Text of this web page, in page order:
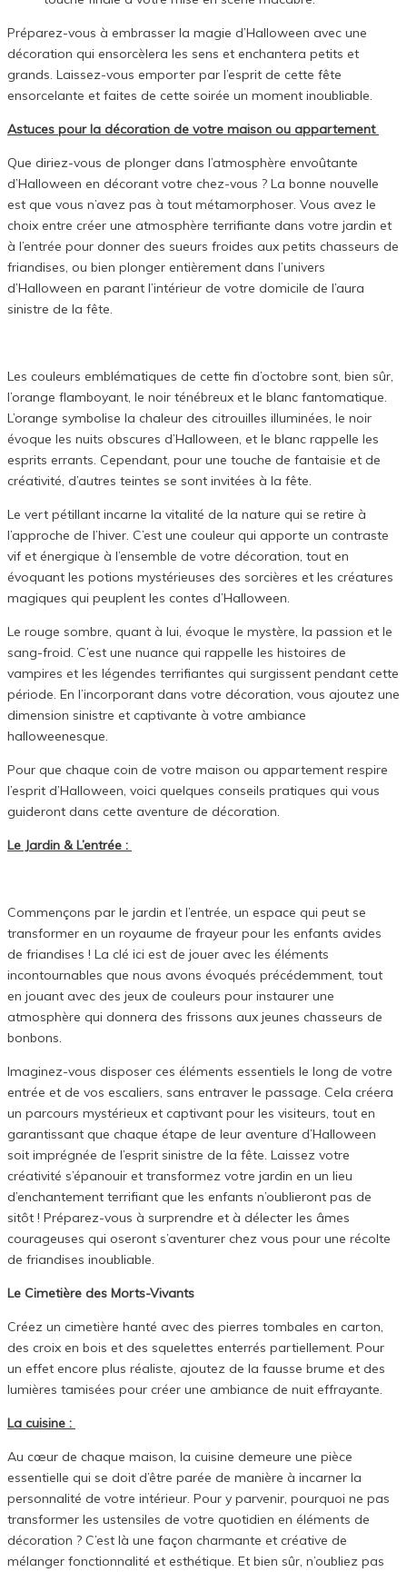
Préparez-vous à embrasser la magie d’Halloween avec une
décoration qui ensorcèlera les sens et enchantera petits et
grands. Laissez-vous emporter par l’esprit de cette fête
ensorcelante et faites de cette soirée un moment inoubliable.
Astuces pour la décoration de votre maison ou appartement
Que diriez-vous de plonger dans l’atmosphère envoûtante
d’Halloween en décorant votre chez-vous ? La bonne nouvelle
est que vous n’avez pas à tout métamorphoser. Vous avez le
choix entre créer une atmosphère terrifiante dans votre jardin et
à l’entrée pour donner des sueurs froides aux petits chasseurs de
friandises, ou bien plonger entièrement dans l’univers
d’Halloween en parant l’intérieur de votre domicile de l’aura
sinistre de la fête.
Les couleurs emblématiques de cette fin d’octobre sont, bien sûr,
l’orange flamboyant, le noir ténébreux et le blanc fantomatique.
L’orange symbolise la chaleur des citrouilles illuminées, le noir
évoque les nuits obscures d’Halloween, et le blanc rappelle les
esprits errants. Cependant, pour une touche de fantaisie et de
créativité, d’autres teintes se sont invitées à la fête.
Le vert pétillant incarne la vitalité de la nature qui se retire à
l’approche de l’hiver. C’est une couleur qui apporte un contraste
vif et énergique à l’ensemble de votre décoration, tout en
évoquant les potions mystérieuses des sorcières et les créatures
magiques qui peuplent les contes d’Halloween.
Le rouge sombre, quant à lui, évoque le mystère, la passion et le
sang-froid. C’est une nuance qui rappelle les histoires de
vampires et les légendes terrifiantes qui surgissent pendant cette
période. En l’incorporant dans votre décoration, vous ajoutez une
dimension sinistre et captivante à votre ambiance
halloweenesque.
Pour que chaque coin de votre maison ou appartement respire
l’esprit d’Halloween, voici quelques conseils pratiques qui vous
guideront dans cette aventure de décoration.
Le Jardin & L’entrée :
Commençons par le jardin et l’entrée, un espace qui peut se
transformer en un royaume de frayeur pour les enfants avides
de friandises ! La clé ici est de jouer avec les éléments
incontournables que nous avons évoqués précédemment, tout
en jouant avec des jeux de couleurs pour instaurer une
atmosphère qui donnera des frissons aux jeunes chasseurs de
bonbons.
Imaginez-vous disposer ces éléments essentiels le long de votre
entrée et de vos escaliers, sans entraver le passage. Cela créera
un parcours mystérieux et captivant pour les visiteurs, tout en
garantissant que chaque étape de leur aventure d’Halloween
soit imprégnée de l’esprit sinistre de la fête. Laissez votre
créativité s’épanouir et transformez votre jardin en un lieu
d’enchantement terrifiant que les enfants n’oublieront pas de
sitôt ! Préparez-vous à surprendre et à délecter les âmes
courageuses qui oseront s’aventurer chez vous pour une récolte
de friandises inoubliable.
Le Cimetière des Morts-Vivants
Créez un cimetière hanté avec des pierres tombales en carton,
des croix en bois et des squelettes enterrés partiellement. Pour
un effet encore plus réaliste, ajoutez de la fausse brume et des
lumières tamisées pour créer une ambiance de nuit effrayante.
La cuisine :
Au cœur de chaque maison, la cuisine demeure une pièce
essentielle qui se doit d’être parée de manière à incarner la
personnalité de votre intérieur. Pour y parvenir, pourquoi ne pas
transformer les ustensiles de votre quotidien en éléments de
décoration ? C’est là une façon charmante et créative de
mélanger fonctionnalité et esthétique. Et bien sûr, n’oubliez pas